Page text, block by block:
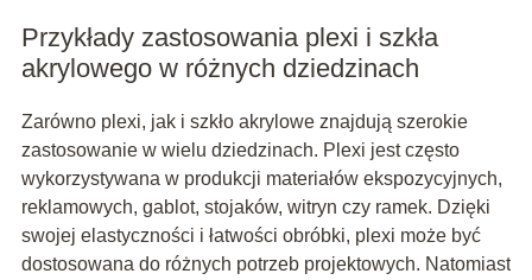
Przykłady zastosowania plexi i szkła
akrylowego w różnych dziedzinach
Zarówno plexi, jak i szkło akrylowe znajdują szerokie
zastosowanie w wielu dziedzinach. Plexi jest często
wykorzystywana w produkcji materiałów ekspozycyjnych,
reklamowych, gablot, stojaków, witryn czy ramek. Dzięki
swojej elastyczności i łatwości obróbki, plexi może być
dostosowana do różnych potrzeb projektowych. Natomiast